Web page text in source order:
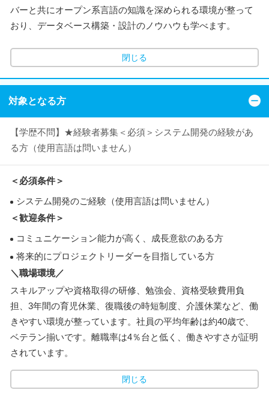
バーと共にオープン系言語の知識を深められる環境が整って
おり、データベース構築・設計のノウハウも学べます。
閉じる
対象となる方
【学歴不問】★経験者募集＜必須＞システム開発の経験があ
る方（使用言語は問いません）
＜必須条件＞
システム開発のご経験（使用言語は問いません）
＜歓迎条件＞
コミュニケーション能力が高く、成長意欲のある方
将来的にプロジェクトリーダーを目指している方
＼職場環境／
スキルアップや資格取得の研修、勉強会、資格受験費用負
担、3年間の育児休業、復職後の時短制度、介護休業など、働
きやすい環境が整っています。社員の平均年齢は約40歳で、
ベテラン揃いです。離職率は4％台と低く、働きやすさが証明
されています。
閉じる